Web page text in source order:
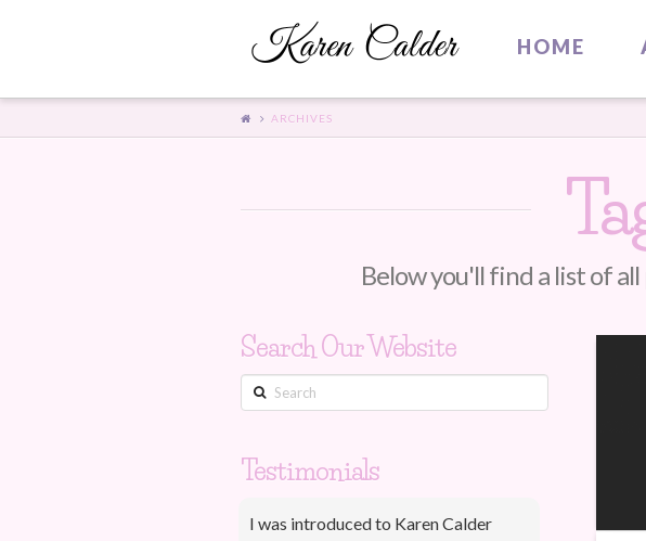
HOME
ARCHIVES
Below you'll find a list of
Search Our Website
Search
Testimonials
I was introduced to Karen Calder